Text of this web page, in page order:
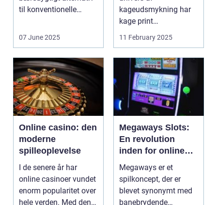
til konventionelle
07 June 2025
kageudsmykning har
kage print
revolutioneret måden,
11 February 2025
Online casino: den
moderne
spilleoplevelse
I de senere år har
online casinoer vundet
enorm popularitet over
hele verden. Med den
Megaways Slots:
En revolution
inden for online
spilleautomater
Megaways er et
spilkoncept, der er
blevet synonymt med
banebrydende